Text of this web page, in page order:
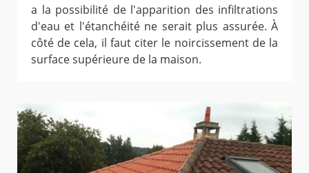
a la possibilité de l'apparition des infiltrations
d'eau et l'étanchéité ne serait plus assurée. À
côté de cela, il faut citer le noircissement de la
surface supérieure de la maison.